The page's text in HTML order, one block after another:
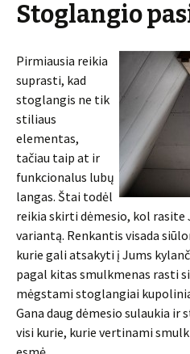
Stoglangio
Pirmiausia reikia
suprasti, kad
stoglangis ne tik
stiliaus
elementas,
tačiau taip at ir
funkcionalus lubų
langas. Štai todėl
reikia skirti dėmesio, kol rasite
variantą. Renkantis visada
kurie gali atsakyti į Jums
pagal kitas smulkmenas rasti
mėgstami stoglangiai
Gana daug dėmesio sulaukia
visi kurie, kurie vertinami